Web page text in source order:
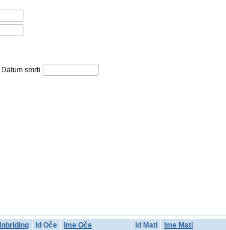
Datum smrti
Inbriding Id Oče Ime Oče Id Mati
Ime Mati